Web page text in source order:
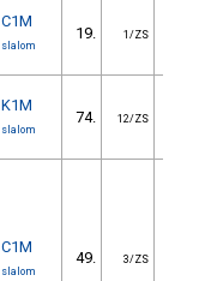
C1M
slalom
19. 1/ZS
K1M
slalom
74. 12/ZS
C1M
slalom
49. 3/ZS